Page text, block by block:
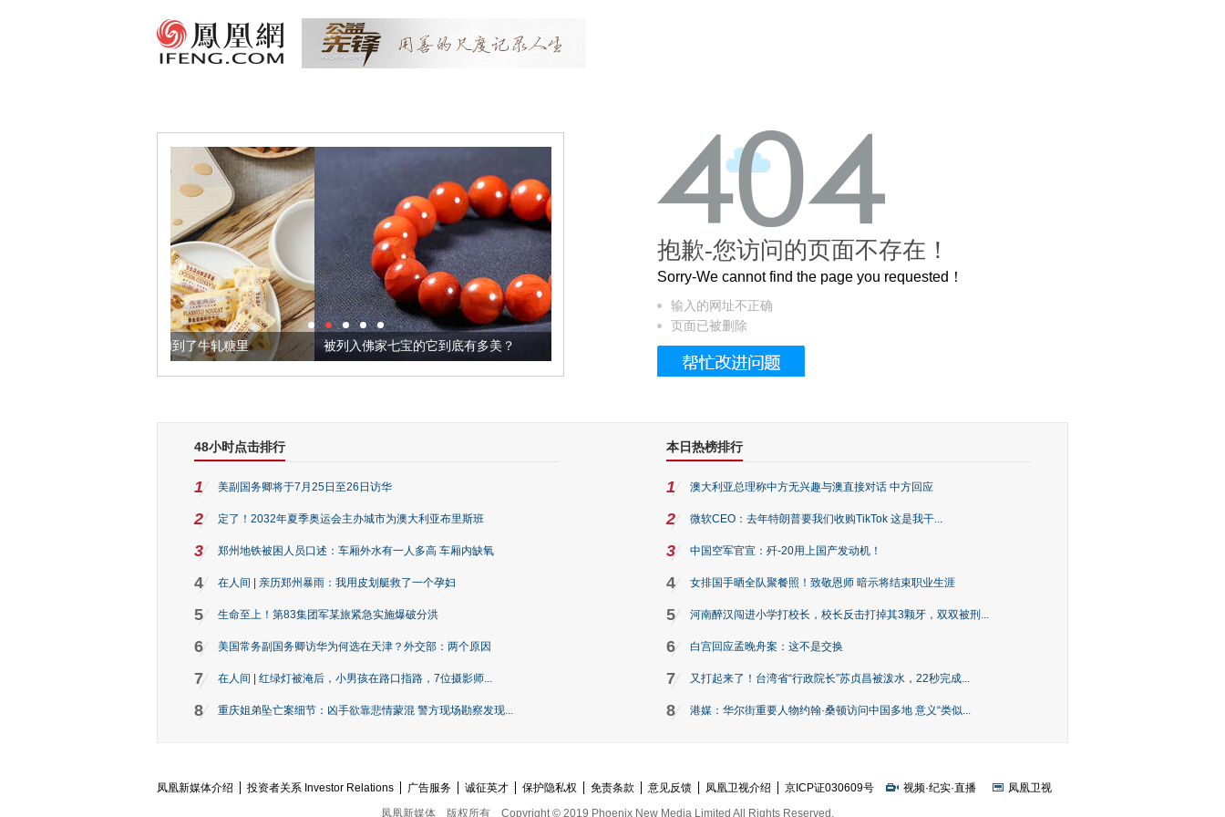
被列入佛家七宝的它到底有多美？ 这个3.2米的长卷，还原了600岁的紫禁城
抱歉-您访问的页面不存在！
Sorry-We cannot find the page you requested！
输入的网址不正确
页面已被删除
48小时点击排行
1 美副国务卿将于7月25日至26日访华
2 定了！2032年夏季奥运会主办城市为澳大利亚布里斯班
3 郑州地铁被困人员口述：车厢外水有一人多高 车厢内缺氧
4 在人间 | 亲历郑州暴雨：我用皮划艇救了一个孕妇
5 生命至上！第83集团军某旅紧急实施爆破分洪
6 美国常务副国务卿访华为何选在天津？外交部：两个原因
7 在人间 | 红绿灯被淹后，小男孩在路口指路，7位摄影师...
8 重庆姐弟坠亡案细节：凶手欲靠悲情蒙混 警方现场勘察发现...
本日热榜排行
1 澳大利亚总理称中方无兴趣与澳直接对话 中方回应
2 微软CEO：去年特朗普要我们收购TikTok 这是我干...
3 中国空军官宣：歼-20用上国产发动机！
4 女排国手晒全队聚餐照！致敬恩师 暗示将结束职业生涯
5 河南醉汉闯进小学打校长，校长反击打掉其3颗牙，双双被刑...
6 白宫回应孟晚舟案：这不是交换
7 又打起来了！台湾省“行政院长”苏贞昌被泼水，22秒完成...
8 港媒：华尔街重要人物约翰·桑顿访问中国多地 意义“类似...
凤凰新媒体介绍 投资者关系 Investor Relations 广告服务 诚征英才 保护隐私权 免责条款 意见反馈 凤凰卫视介绍 京ICP证030609号 视频·纪实·直播
凤凰卫视
凤凰新媒体
版权所有 Copyright © 2019 Phoenix New Media Limited All Rights Reserved.